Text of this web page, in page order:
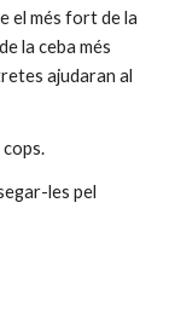
el més fort de la
la ceba més
ajudaran al
les pel